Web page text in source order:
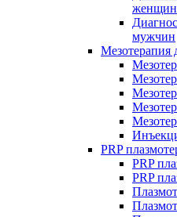
женщин
мужчин
Мезотерапия
PRP
PRP
PRP